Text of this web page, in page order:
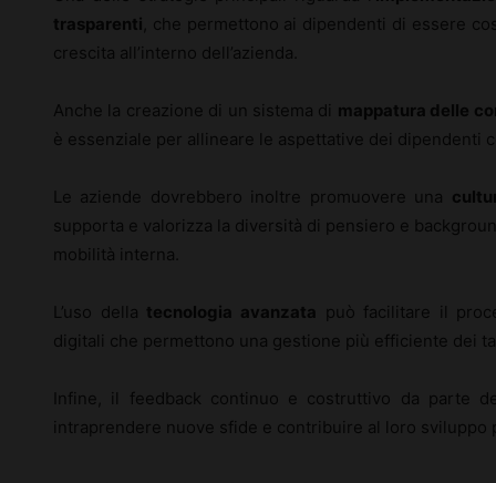
trasparenti , che permettono ai dipendenti di essere
crescita all’interno dell’azienda.
Anche la creazione di un sistema di mappatura delle
è essenziale per allineare le aspettative dei dipendenti
Le aziende dovrebbero inoltre promuovere una
supporta e valorizza la diversità di pensiero e
mobilità interna.
L’uso della tecnologia avanzata
può facilitare il
digitali che permettono una gestione più efficiente dei
Infine, il feedback continuo e costruttivo da parte
intraprendere nuove sfide e contribuire al loro sviluppo